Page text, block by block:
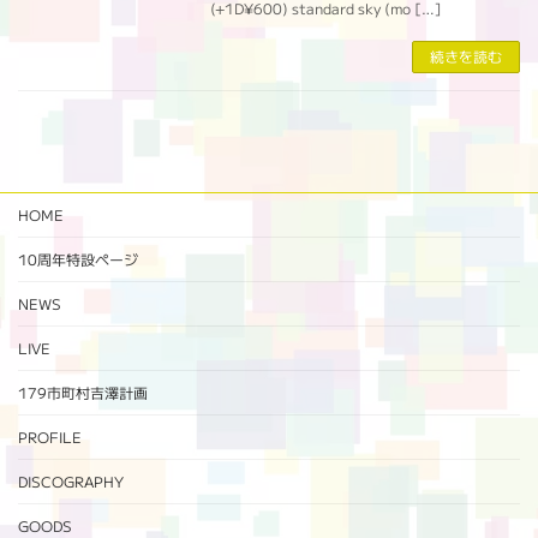
(+1D¥600) standard sky (mo […]
続きを読む
HOME
10周年特設ページ‬
NEWS
LIVE
179市町村吉澤計画
PROFILE
DISCOGRAPHY
GOODS